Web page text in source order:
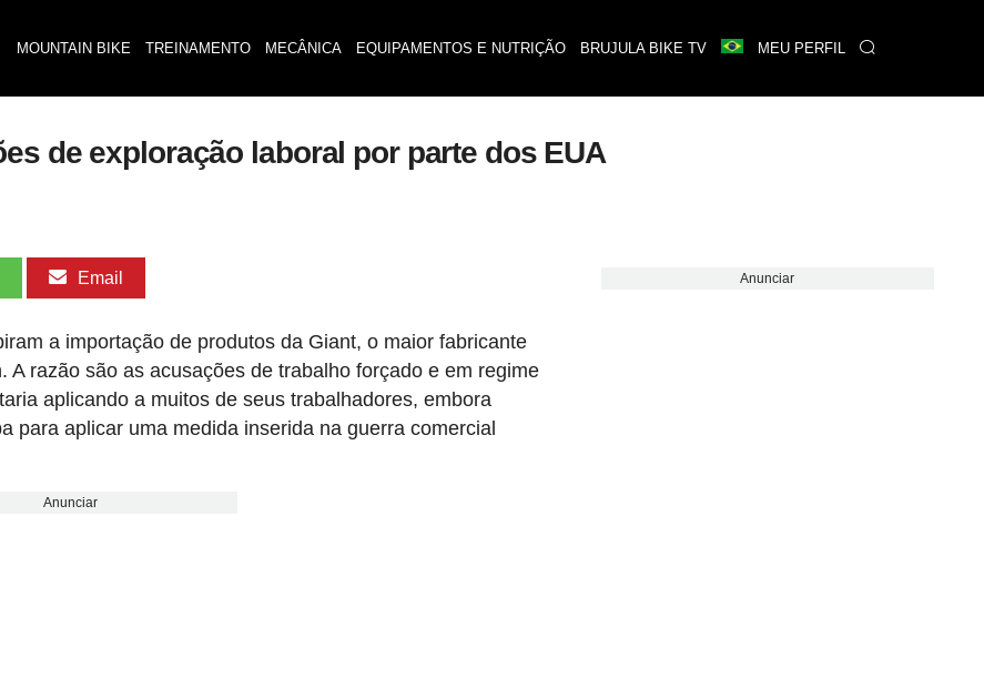
MOUNTAIN BIKE TREINAMENTO MECÂNICA EQUIPAMENTOS E NUTRIÇÃO BRUJULA BIKE TV MEU PERFIL
de exploração laboral por parte dos EUA
Email
a importação de produtos da Giant, o maior fabricante
razão são as acusações de trabalho forçado e em regime
aplicando a muitos de seus trabalhadores, embora
para aplicar uma medida inserida na guerra comercial
Anunciar
Anunciar